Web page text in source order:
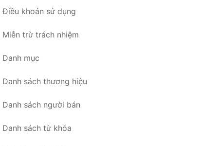
Điều khoản sử dụng
Miễn trừ trách nhiệm
Danh mục
Danh sách thương hiệu
Danh sách người bán
Danh sách từ khóa